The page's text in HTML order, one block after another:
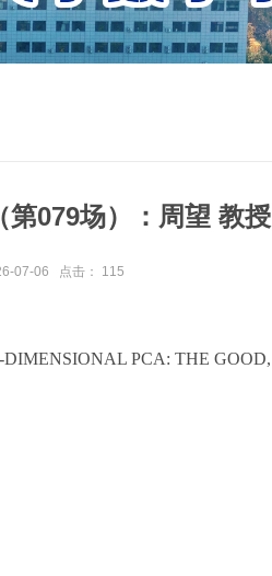
079场）：周望 教
07-06 点击： 115
PCA: THE